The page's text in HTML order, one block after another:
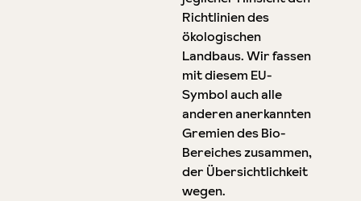
Richtlinien des
ökologischen
Landbaus. Wir fassen
mit diesem EU-
Symbol auch alle
anderen anerkannten
Gremien des Bio-
Bereiches zusammen,
der Übersichtlichkeit
wegen.